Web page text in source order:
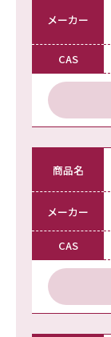
メーカー
CAS
商品名
メーカー
CAS